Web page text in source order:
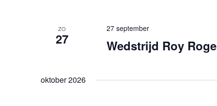
ZO
27 Wedstrijd Roy
27 september
oktober 2026